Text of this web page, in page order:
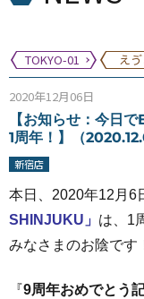
TOKYO-01 え
2020年12月06日
【お知らせ：今日
1周年！】（
新宿店
本日、2020年12月6
SHINJUKU」 は、1
みなさまのお陰です
『9周年おめでとう